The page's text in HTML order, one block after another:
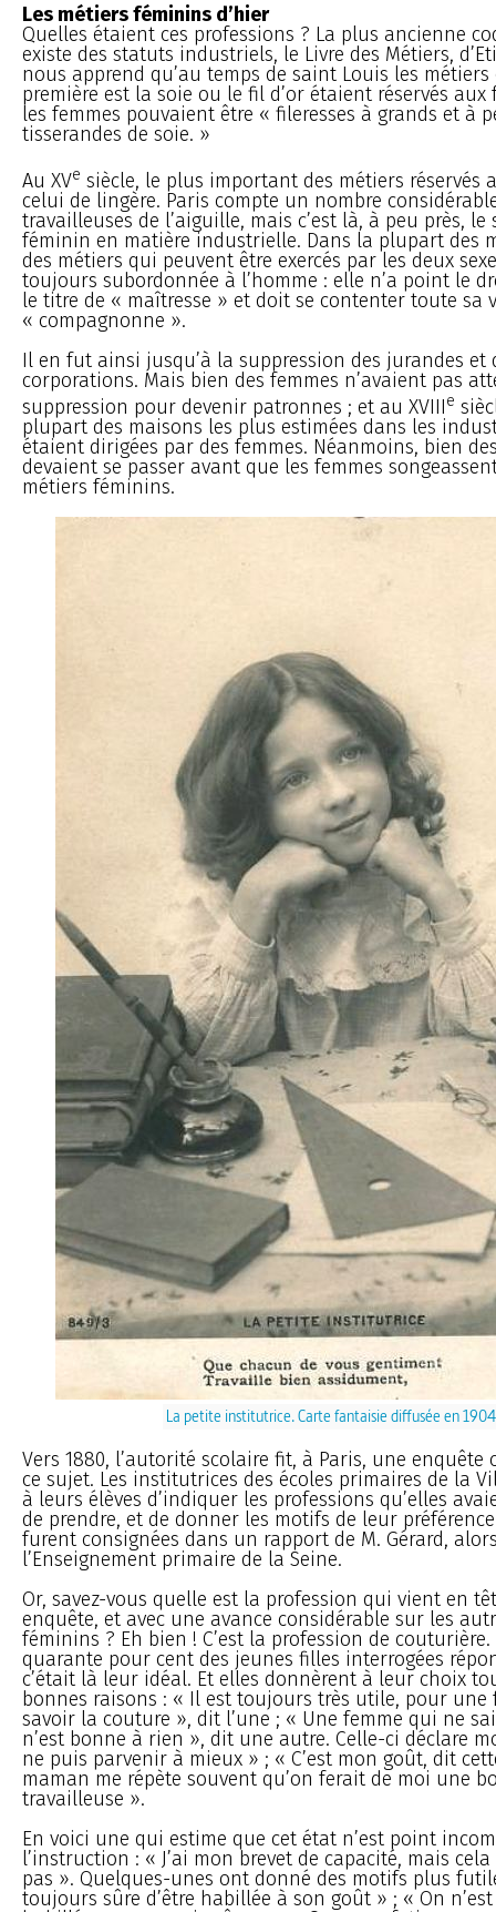
Les métiers féminins d’hier
Quelles étaient ces professions ? La plus ancienne
existe des statuts industriels, le Livre des Métiers,
nous apprend qu’au temps de saint Louis les
première est la soie ou le fil d’or étaient réservés aux
les femmes pouvaient être « fileresses à grands et à
tisserandes de soie. »
Au XVe siècle, le plus important des métiers réservés
celui de lingère. Paris compte un nombre
travailleuses de l’aiguille, mais c’est là, à peu près, le
féminin en matière industrielle. Dans la plupart des
des métiers qui peuvent être exercés par les deux
toujours subordonnée à l’homme : elle n’a point le
le titre de « maîtresse » et doit se contenter toute sa
« compagnonne ».
Il en fut ainsi jusqu’à la suppression des jurandes et
corporations. Mais bien des femmes n’avaient pas
suppression pour devenir patronnes ; et au XVIIIe
plupart des maisons les plus estimées dans les
étaient dirigées par des femmes. Néanmoins, bien
devaient se passer avant que les femmes
métiers féminins.
La petite institutrice. Carte fantaisie diffusée en 1904
Vers 1880, l’autorité scolaire fit, à Paris, une enquête
ce sujet. Les institutrices des écoles primaires de la
à leurs élèves d’indiquer les professions qu’elles
de prendre, et de donner les motifs de leur
furent consignées dans un rapport de M. Gérard,
l’Enseignement primaire de la Seine.
Or, savez-vous quelle est la profession qui vient en
enquête, et avec une avance considérable sur les
féminins ? Eh bien ! C’est la profession de couturière.
quarante pour cent des jeunes filles interrogées
c’était là leur idéal. Et elles donnèrent à leur choix
bonnes raisons : « Il est toujours très utile, pour une
savoir la couture », dit l’une ; « Une femme qui ne
n’est bonne à rien », dit une autre. Celle-ci déclare
ne puis parvenir à mieux » ; « C’est mon goût, dit
maman me répète souvent qu’on ferait de moi une
travailleuse ».
En voici une qui estime que cet état n’est point
l’instruction : « J’ai mon brevet de capacité, mais cela
pas ». Quelques-unes ont donné des motifs plus
toujours sûre d’être habillée à son goût » ; « On